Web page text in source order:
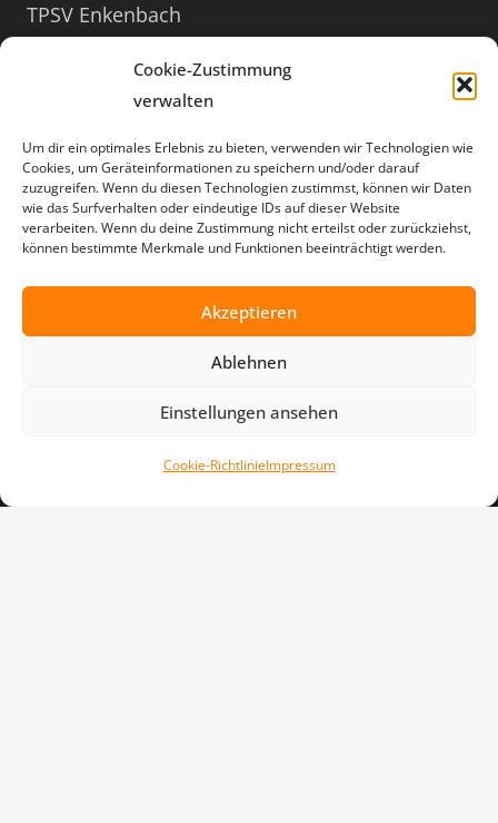
Cookie-Zustimmung
verwalten
Um dir ein optimales Erlebnis zu bieten, verwenden wir Technologien wie
Cookies, um Geräteinformationen zu speichern und/oder darauf
zuzugreifen. Wenn du diesen Technologien zustimmst, können wir Daten
wie das Surfverhalten oder eindeutige IDs auf dieser Website
verarbeiten. Wenn du deine Zustimmung nicht erteilst oder zurückziehst,
können bestimmte Merkmale und Funktionen beeinträchtigt werden.
Akzeptieren
Ablehnen
Einstellungen ansehen
Cookie-RichtlinieImpressum
TPSV Enkenbach
info@tpsv.de
Öffnungszeiten
der Geschäftsstelle
donnerstags